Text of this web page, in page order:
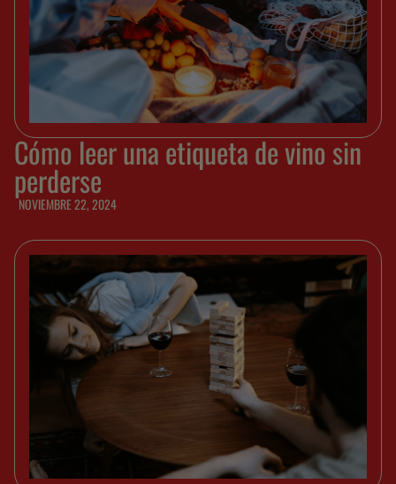
Cómo leer una etiqueta de vino sin
perderse
NOVIEMBRE 22, 2024